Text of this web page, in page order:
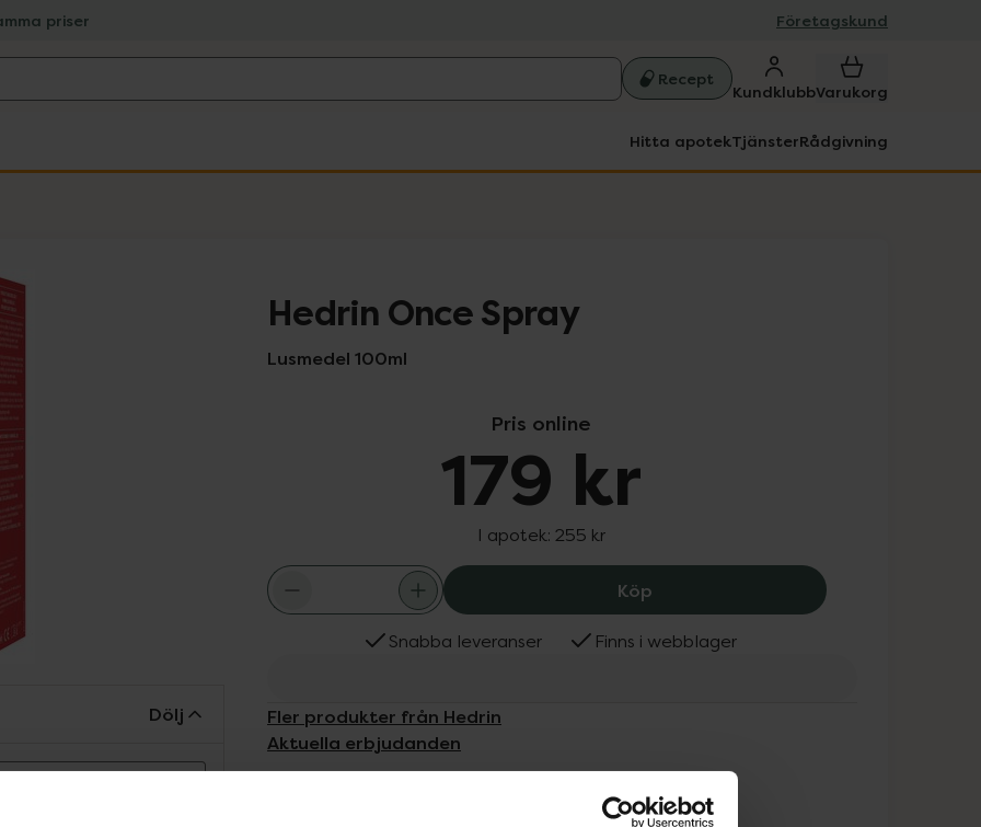
priser Företagskund
Recept
KundklubbVarukorg
Hitta apotekTjänsterRådgivning
Hedrin Once Spray
Lusmedel 100ml
Pris online
179 kr
I apotek: 255 kr
Köp Hedrin Once Spray, 179 kr.
Snabba leveranser Finns i webblager
Fler produkter från Hedrin
Aktuella erbjudanden
Dölj
säker att